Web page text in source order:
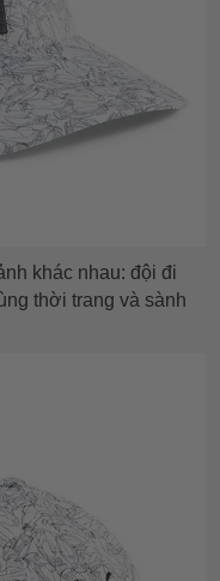
khác nhau: đội đi
thời trang và sành